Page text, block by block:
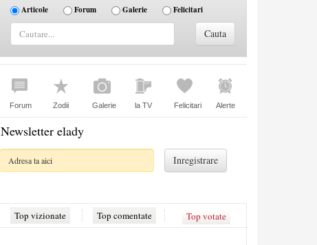
Articole Forum Galerie Felicitari
Forum Zodii Galerie la TV Felicitari Alerte
Newsletter elady
Top vizionate Top comentate Top votate